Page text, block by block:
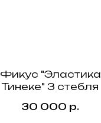
Фикус "Эластика
Тинеке" 3 стебля
30 000 р.